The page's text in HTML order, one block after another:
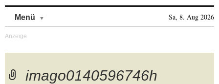
Menü Sa, 8. Aug 2026
imago0140596746h